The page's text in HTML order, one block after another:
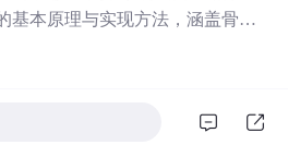
基本原理与实现方法，涵盖骨骼